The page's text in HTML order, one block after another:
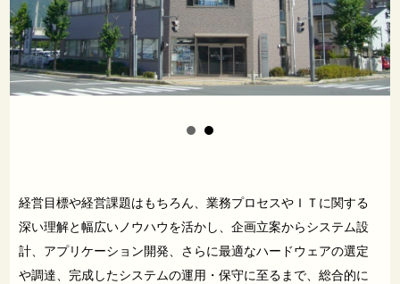
経営目標や経営課題はもちろん、業務プロセスやＩＴに関する
深い理解と幅広いノウハウを活かし、企画立案からシステム設
計、アプリケーション開発、さらに最適なハードウェアの選定
や調達、完成したシステムの運用・保守に至るまで、総合的に